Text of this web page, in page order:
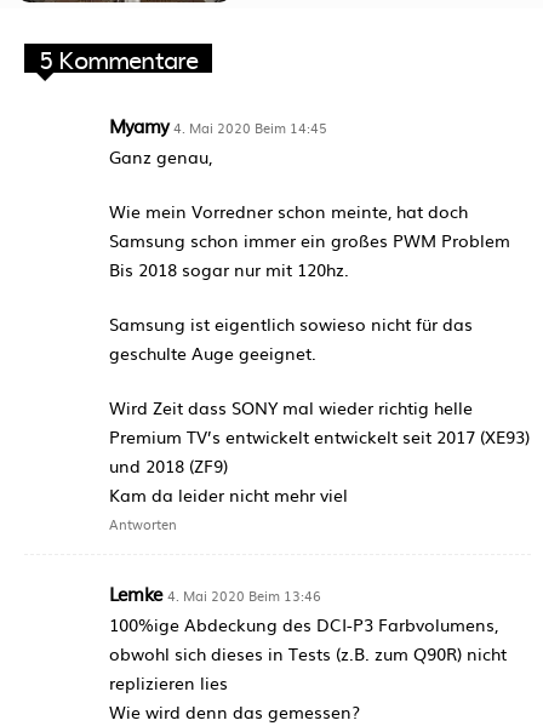
5 Kommentare
Myamy 4. Mai 2020 Beim 14:45
Ganz genau,
Wie mein Vorredner schon meinte, hat doch
Samsung schon immer ein großes PWM Problem
Bis 2018 sogar nur mit 120hz.
Samsung ist eigentlich sowieso nicht für das
geschulte Auge geeignet.
Wird Zeit dass SONY mal wieder richtig helle
Premium TV’s entwickelt entwickelt seit 2017 (XE93)
und 2018 (ZF9)
Kam da leider nicht mehr viel
Antworten
Lemke 4. Mai 2020 Beim 13:46
100%ige Abdeckung des DCI-P3 Farbvolumens,
obwohl sich dieses in Tests (z.B. zum Q90R) nicht
replizieren lies
Wie wird denn das gemessen?